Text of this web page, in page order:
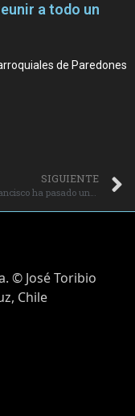
a todo un
de Paredones
SIGUIENTE
El Papa Francisco ha pasado una buena noche en el Hospital Gemelli.
© José Toribio
Chile